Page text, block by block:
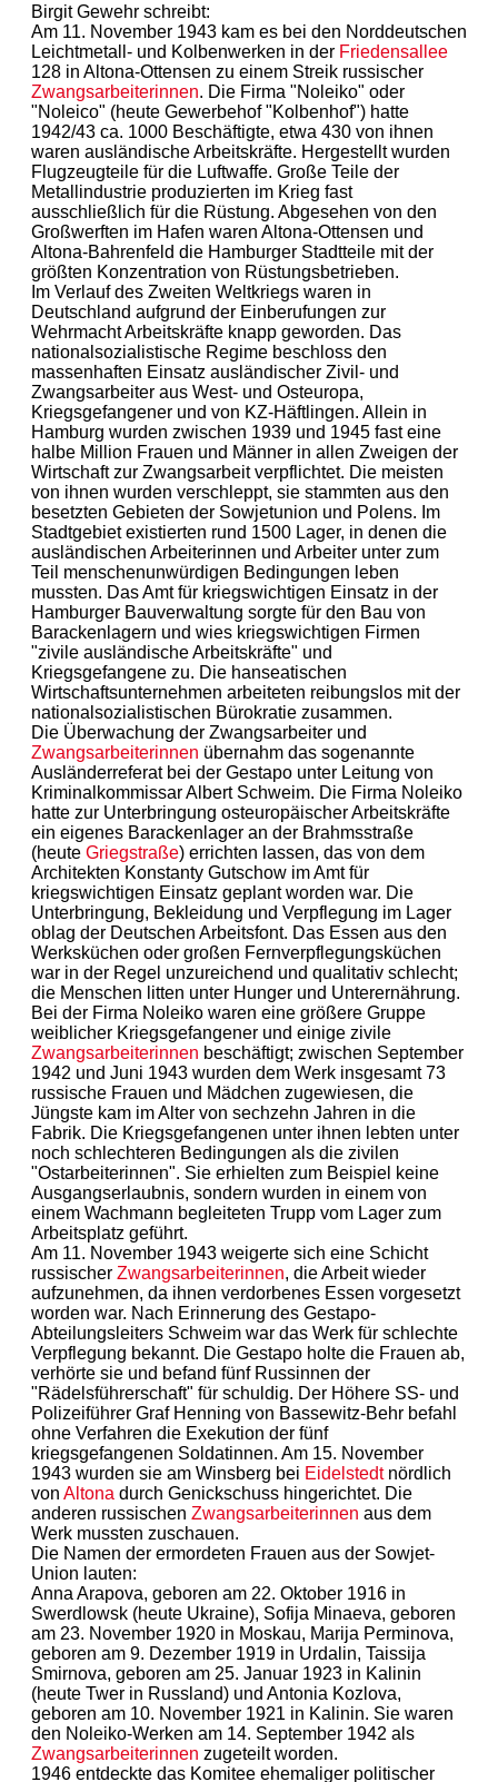
Birgit Gewehr schreibt:
Am 11. November 1943 kam es bei den Norddeutschen
Leichtmetall- und Kolbenwerken in der Friedensallee
128 in Altona-Ottensen zu einem Streik russischer
Zwangsarbeiterinnen. Die Firma "Noleiko" oder
"Noleico" (heute Gewerbehof "Kolbenhof") hatte
1942/43 ca. 1000 Beschäftigte, etwa 430 von ihnen
waren ausländische Arbeitskräfte. Hergestellt wurden
Flugzeugteile für die Luftwaffe. Große Teile der
Metallindustrie produzierten im Krieg fast
ausschließlich für die Rüstung. Abgesehen von den
Großwerften im Hafen waren Altona-Ottensen und
Altona-Bahrenfeld die Hamburger Stadtteile mit der
größten Konzentration von Rüstungsbetrieben.
Im Verlauf des Zweiten Weltkriegs waren in
Deutschland aufgrund der Einberufungen zur
Wehrmacht Arbeitskräfte knapp geworden. Das
nationalsozialistische Regime beschloss den
massenhaften Einsatz ausländischer Zivil- und
Zwangsarbeiter aus West- und Osteuropa,
Kriegsgefangener und von KZ-Häftlingen. Allein in
Hamburg wurden zwischen 1939 und 1945 fast eine
halbe Million Frauen und Männer in allen Zweigen der
Wirtschaft zur Zwangsarbeit verpflichtet. Die meisten
von ihnen wurden verschleppt, sie stammten aus den
besetzten Gebieten der Sowjetunion und Polens. Im
Stadtgebiet existierten rund 1500 Lager, in denen die
ausländischen Arbeiterinnen und Arbeiter unter zum
Teil menschenunwürdigen Bedingungen leben
mussten. Das Amt für kriegswichtigen Einsatz in der
Hamburger Bauverwaltung sorgte für den Bau von
Barackenlagern und wies kriegswichtigen Firmen
"zivile ausländische Arbeitskräfte" und
Kriegsgefangene zu. Die hanseatischen
Wirtschaftsunternehmen arbeiteten reibungslos mit der
nationalsozialistischen Bürokratie zusammen.
Die Überwachung der Zwangsarbeiter und
Zwangsarbeiterinnen übernahm das sogenannte
Ausländerreferat bei der Gestapo unter Leitung von
Kriminalkommissar Albert Schweim. Die Firma Noleiko
hatte zur Unterbringung osteuropäischer Arbeitskräfte
ein eigenes Barackenlager an der Brahmsstraße
(heute Griegstraße) errichten lassen, das von dem
Architekten Konstanty Gutschow im Amt für
kriegswichtigen Einsatz geplant worden war. Die
Unterbringung, Bekleidung und Verpflegung im Lager
oblag der Deutschen Arbeitsfont. Das Essen aus den
Werksküchen oder großen Fernverpflegungsküchen
war in der Regel unzureichend und qualitativ schlecht;
die Menschen litten unter Hunger und Unterernährung.
Bei der Firma Noleiko waren eine größere Gruppe
weiblicher Kriegsgefangener und einige zivile
Zwangsarbeiterinnen beschäftigt; zwischen September
1942 und Juni 1943 wurden dem Werk insgesamt 73
russische Frauen und Mädchen zugewiesen, die
Jüngste kam im Alter von sechzehn Jahren in die
Fabrik. Die Kriegsgefangenen unter ihnen lebten unter
noch schlechteren Bedingungen als die zivilen
"Ostarbeiterinnen". Sie erhielten zum Beispiel keine
Ausgangserlaubnis, sondern wurden in einem von
einem Wachmann begleiteten Trupp vom Lager zum
Arbeitsplatz geführt.
Am 11. November 1943 weigerte sich eine Schicht
russischer Zwangsarbeiterinnen, die Arbeit wieder
aufzunehmen, da ihnen verdorbenes Essen vorgesetzt
worden war. Nach Erinnerung des Gestapo-
Abteilungsleiters Schweim war das Werk für schlechte
Verpflegung bekannt. Die Gestapo holte die Frauen ab,
verhörte sie und befand fünf Russinnen der
"Rädelsführerschaft" für schuldig. Der Höhere SS- und
Polizeiführer Graf Henning von Bassewitz-Behr befahl
ohne Verfahren die Exekution der fünf
kriegsgefangenen Soldatinnen. Am 15. November
1943 wurden sie am Winsberg bei Eidelstedtnördlich
von Altona durch Genickschuss hingerichtet. Die
anderen russischen Zwangsarbeiterinnen aus dem
Werk mussten zuschauen.
Die Namen der ermordeten Frauen aus der Sowjet-
Union lauten:
Anna Arapova, geboren am 22. Oktober 1916 in
Swerdlowsk (heute Ukraine), Sofija Minaeva, geboren
am 23. November 1920 in Moskau, Marija Perminova,
geboren am 9. Dezember 1919 in Urdalin, Taissija
Smirnova, geboren am 25. Januar 1923 in Kalinin
(heute Twer in Russland) und Antonia Kozlova,
geboren am 10. November 1921 in Kalinin. Sie waren
den Noleiko-Werken am 14. September 1942 als
Zwangsarbeiterinnen zugeteilt worden.
1946 entdeckte das Komitee ehemaliger politischer